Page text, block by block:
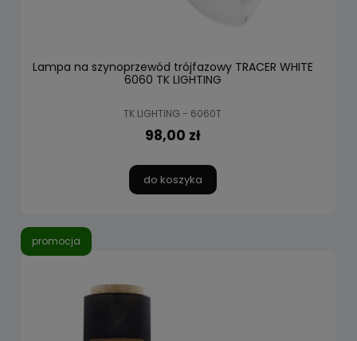
Lampa na szynoprzewód trójfazowy TRACER WHITE
6060 TK LIGHTING
TK LIGHTING - 6060T
98,00 zł
do koszyka
promocja